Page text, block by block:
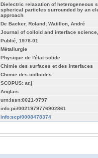
Dielectric relaxation of heterogeneous
spherical particles surrounded by an
approach
De Backer, Roland; Watillon, André
Journal of colloid and interface
Publié, 1976-01
Métallurgie
Physique de l'état solide
Chimie des surfaces et des interfaces
Chimie des colloïdes
SCOPUS: ar.j
Anglais
urn:issn:0021-9797
info:pii/0021979776902861
info:scp/0008478374